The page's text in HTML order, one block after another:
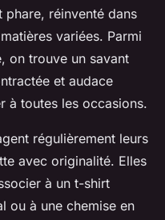
phare, réinventé dans
variées. Parmi
on trouve un savant
et audace
à toutes les occasions.
régulièrement leurs
avec originalité. Elles
à un t-shirt
ou à une chemise en